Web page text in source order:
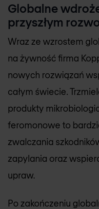
Globalne
przyszłym
Wraz ze wzrostem
na żywność firma
nowych rozwiązań
całym świecie.
produkty
feromonowe to
zwalczania
zapylania oraz
upraw.
Po zakończeniu